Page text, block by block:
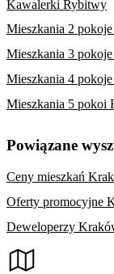
Kawalerki Rybitwy
Mieszkania 2
Mieszkania 3
Mieszkania 4
Mieszkania 5 pokoi
Powiązane
Ceny mieszkań
Oferty promocyjne
Deweloperzy